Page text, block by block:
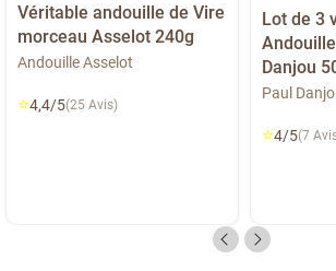
Véritable andouille de Vire
morceau Asselot 240g
Andouille Asselot
⭐4,4/5(25 Avis)
Lot de 3
Danjou
Paul
⭐4/5(7